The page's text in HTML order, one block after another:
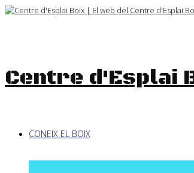
Skip
Centre d'Esplai
CONEIX EL BOIX